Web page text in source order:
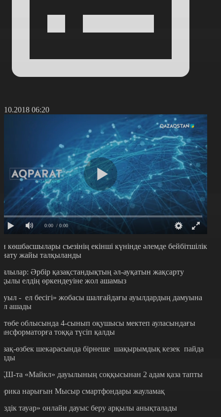
06:20
0:00 / 0:00
көшбасшылары съезінің екінші күнінде әлемде бейбітшілік
жайы талқыланды
Әрбір қазақстандықтың әл-ауқатын жақсарту
елдің өркендеуіне жол ашамыз
- ел бесігі» жобасы шалғайдағы ауылдардың дамуына
ашады
облысында 4-сынып оқушысы мектеп ауласындағы
тоққа түсіп қалды
өзбек шекарасында бірнеше шақырымдық кезек пайда
та «Майкл» дауылының соққысынан 2 адам қаза тапты
нарығын Мысыр смартфондары жауламақ
тауар» онлайн дауыс беру арқылы анықталады